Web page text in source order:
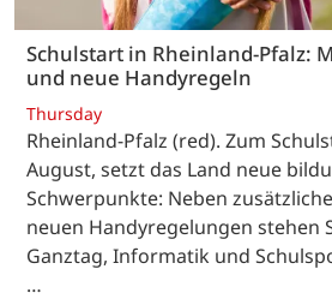
Schulstart in Rheinland-Pfalz:
und neue Handyregeln
Thursday
Rheinland-Pfalz (red). Zum
August, setzt das Land neue
Schwerpunkte: Neben
neuen Handyregelungen stehen
Ganztag, Informatik und
…